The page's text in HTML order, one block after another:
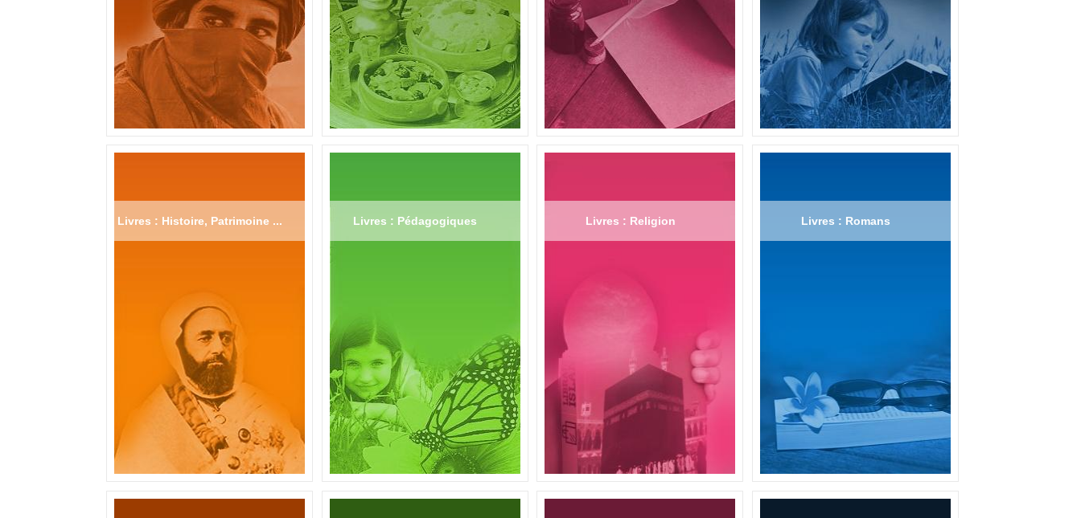
Livres : Histoire, Patrimoine ... Livres : Pédagogiques Livres : Religion Livres : Romans